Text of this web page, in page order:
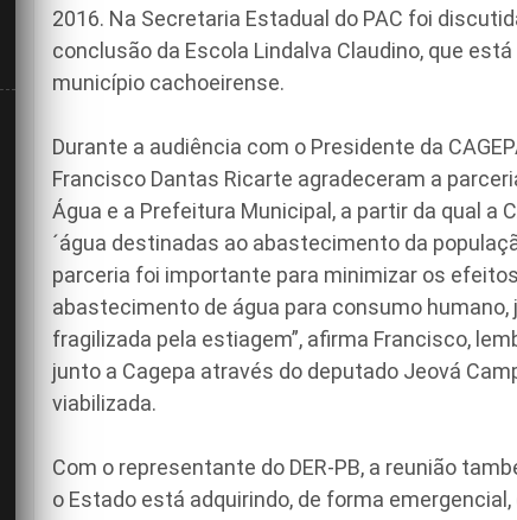
2016. Na Secretaria Estadual do PAC foi
conclusão da Escola Lindalva Claudino, que
município cachoeirense.
Durante a audiência com o Presidente da
Francisco Dantas Ricarte agradeceram a
Água e a Prefeitura Municipal, a partir da qual a
´água destinadas ao abastecimento da
parceria foi importante para minimizar os
abastecimento de água para consumo
fragilizada pela estiagem”, afirma Francisco,
junto a Cagepa através do deputado Jeová
viabilizada.
Com o representante do DER-PB, a reunião
o Estado está adquirindo, de forma